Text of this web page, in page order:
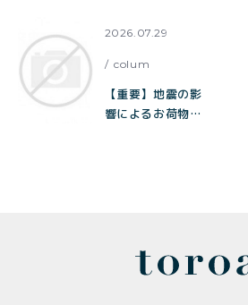
だらけクッキー缶
ョコサブレをプレ
ゼント
2026.07.29
colum
【重要】地震の影
響によるお荷物の